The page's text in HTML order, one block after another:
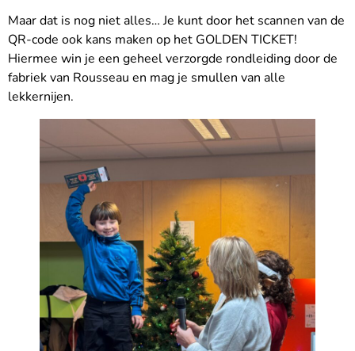
Maar dat is nog niet alles… Je kunt door het scannen van de
QR-code ook kans maken op het GOLDEN TICKET!
Hiermee win je een geheel verzorgde rondleiding door de
fabriek van Rousseau en mag je smullen van alle
lekkernijen.